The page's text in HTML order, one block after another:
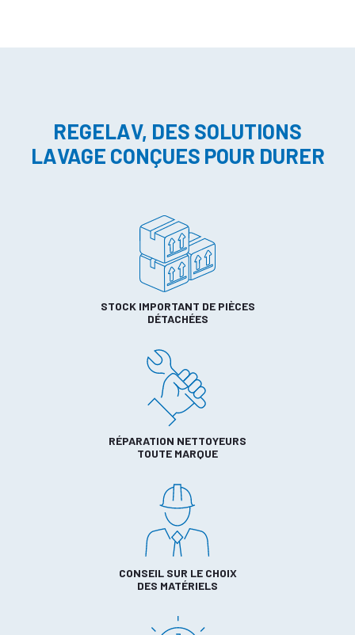
REGELAV, DES SOLUTIONS
LAVAGE CONÇUES POUR DURER
STOCK IMPORTANT DE PIÈCES
DÉTACHÉES
RÉPARATION NETTOYEURS
TOUTE MARQUE
CONSEIL SUR LE CHOIX
DES MATÉRIELS